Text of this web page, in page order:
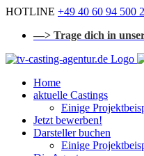
Zum
springen
HOTLINE +49 40 60 94 500
—> Trage dich in
Home
aktuelle Castings
Einige
Jetzt bewerben!
Darsteller buchen
Einige